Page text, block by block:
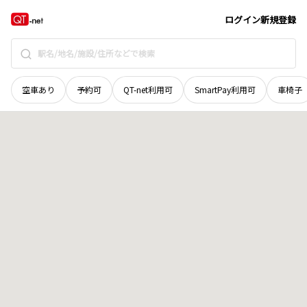
ログイン新規登録
空車あり 予約可 QT-net利用可 SmartPay利用可 車椅子
群馬県